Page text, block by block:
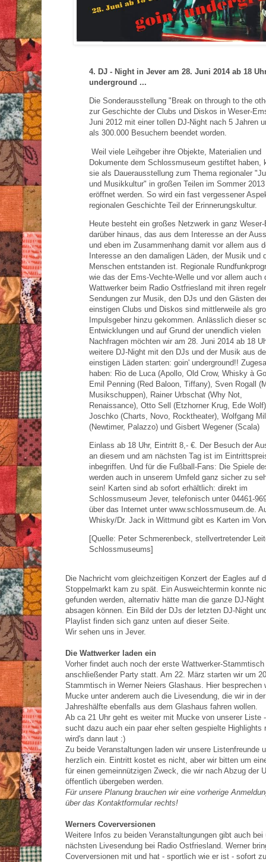
4. DJ - Night in Jever am 28. Juni 2014 ab 18
underground ...
Die Sonderausstellung "Break on through to the
zur Geschichte der Clubs und Diskos in Weser-
Juni 2012 mit einer tollen DJ-Night nach 5 Jahren
als 300.000 Besuchern beendet worden.
Weil viele Leihgeber ihre Objekte, Materialien und
Dokumente dem Schlossmuseum gestiftet haben,
sie als Dauerausstellung zum Thema regionaler
und Musikkultur" in großen Teilen im Sommer
eröffnet werden. So wird ein fast vergessener
regionalen Geschichte Teil der Erinnerungskultur.
Heute besteht ein großes Netzwerk in ganz
darüber hinaus, das aus dem Interesse an der
und eben im Zusammenhang damit vor allem aus
Interesse an den damaligen Läden, der Musik und
Menschen entstanden ist. Regionale
wie das der Ems-Vechte-Welle und vor allem auch
Wattwerker beim Radio Ostfriesland mit ihren
Sendungen zur Musik, den DJs und den Gästen
einstigen Clubs und Diskos sind mittlerweile als
Impulsgeber hinzu gekommen. Anlässlich dieser
Entwicklungen und auf Grund der unendlich vielen
Nachfragen möchten wir am 28. Juni 2014 ab 18
weitere DJ-Night mit den DJs und der Musik aus
einstigen Läden starten: goin' underground!!
haben: Rio de Luca (Apollo, Old Crow, Whisky à
Emil Penning (Red Baloon, Tiffany), Sven Rogall
Musikschuppen), Rainer Urbschat (Why Not,
Renaissance), Otto Sell (Etzhorner Krug, Ede
Joschko (Charts, Novo, Rocktheater), Wolfgang
(Newtimer, Palazzo) und Gisbert Wegener (Scala)
Einlass ab 18 Uhr, Eintritt 8,- €. Der Besuch der
an diesem und am nächsten Tag ist im
inbegriffen. Und für die Fußball-Fans: Die Spiele
werden auch in unserem Umfeld ganz sicher zu
sein! Karten sind ab sofort erhältlich: direkt im
Schlossmuseum Jever, telefonisch unter 04461-
über das Internet unter www.schlossmuseum.de.
Whisky/Dr. Jack in Wittmund gibt es Karten im
[Quelle: Peter Schmerenbeck, stellvertretender
Schlossmuseums]
Die Nachricht vom gleichzeitigen Konzert der Eagles auf
Stoppelmarkt kam zu spät. Ein Ausweichtermin konnte
gefunden werden, alternativ hätte man die ganze DJ-Night
absagen können. Ein Bild der DJs der letzten DJ-Night
Playlist finden sich ganz unten auf dieser Seite.
Wir sehen uns in Jever.
Die Wattwerker laden ein
Vorher findet auch noch der erste Wattwerker-
anschließender Party statt. Am 22. März starten wir um
Stammtisch in Werner Neiers Glashaus. Hier besprechen
Mucke unter anderem auch die Livesendung, die wir in
Jahreshälfte ebenfalls aus dem Glashaus fahren wollen.
Ab ca 21 Uhr geht es weiter mit Mucke von unserer Liste
sucht dazu auch ein paar eher selten gespielte Highlights
wird's dann laut :)
Zu beide Veranstaltungen laden wir unsere Listenfreunde
herzlich ein. Eintritt kostet es nicht, aber wir bitten um
für einen gemeinnützigen Zweck, die wir nach Abzug der
öffentlich übergeben werden.
Für unsere Planung brauchen wir eine vorherige
über das Kontaktformular rechts!
Werners Coverversionen
Weitere Infos zu beiden Veranstaltungungen gibt auch bei
nächsten Livesendung bei Radio Ostfriesland. Werner
Coverversionen mit und hat - sportlich wie er ist - sofort